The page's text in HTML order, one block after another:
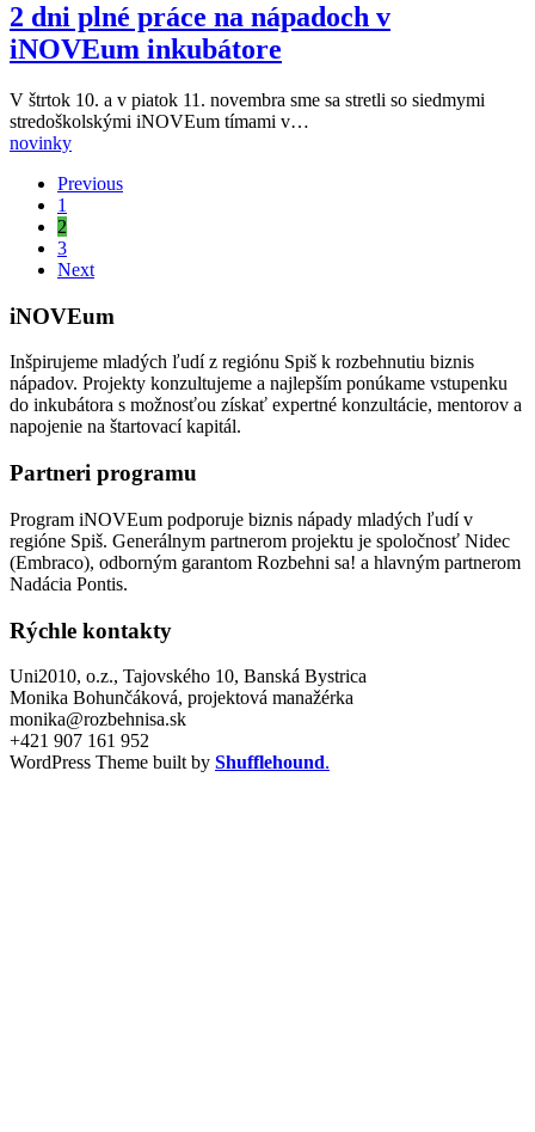
2 dni plné práce na nápadoch v
iNOVEum inkubátore
V štrtok 10. a v piatok 11. novembra sme sa stretli so siedmymi
stredoškolskými iNOVEum tímami v…
novinky
Previous
1
2
3
Next
iNOVEum
Inšpirujeme mladých ľudí z regiónu Spiš k rozbehnutiu biznis
nápadov. Projekty konzultujeme a najlepším ponúkame vstupenku
do inkubátora s možnosťou získať expertné konzultácie, mentorov a
napojenie na štartovací kapitál.
Partneri programu
Program iNOVEum podporuje biznis nápady mladých ľudí v
regióne Spiš. Generálnym partnerom projektu je spoločnosť Nidec
(Embraco), odborným garantom Rozbehni sa! a hlavným partnerom
Nadácia Pontis.
Rýchle kontakty
Uni2010, o.z., Tajovského 10, Banská Bystrica
Monika Bohunčáková, projektová manažérka
monika@rozbehnisa.sk
+421 907 161 952
WordPress Theme built by Shufflehound.